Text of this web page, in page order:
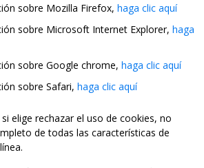
sobre Mozilla Firefox, haga clic aquí
sobre Microsoft Internet Explorer, haga
sobre Google chrome, haga clic aquí
sobre Safari, haga clic aquí
elige rechazar el uso de cookies, no
de todas las características de